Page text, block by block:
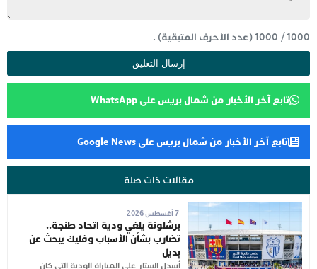
1000
/
1000(عدد الأحرف المتبقية) .
تابع آخر الأخبار من شمال بريس على WhatsApp
تابع آخر الأخبار من شمال بريس على Google News
مقالات ذات صلة
7 أغسطس 2026
برشلونة يلغي ودية اتحاد طنجة..
تضارب بشأن الأسباب وفليك يبحث عن
بديل
أُسدل الستار على المباراة الودية التي كان